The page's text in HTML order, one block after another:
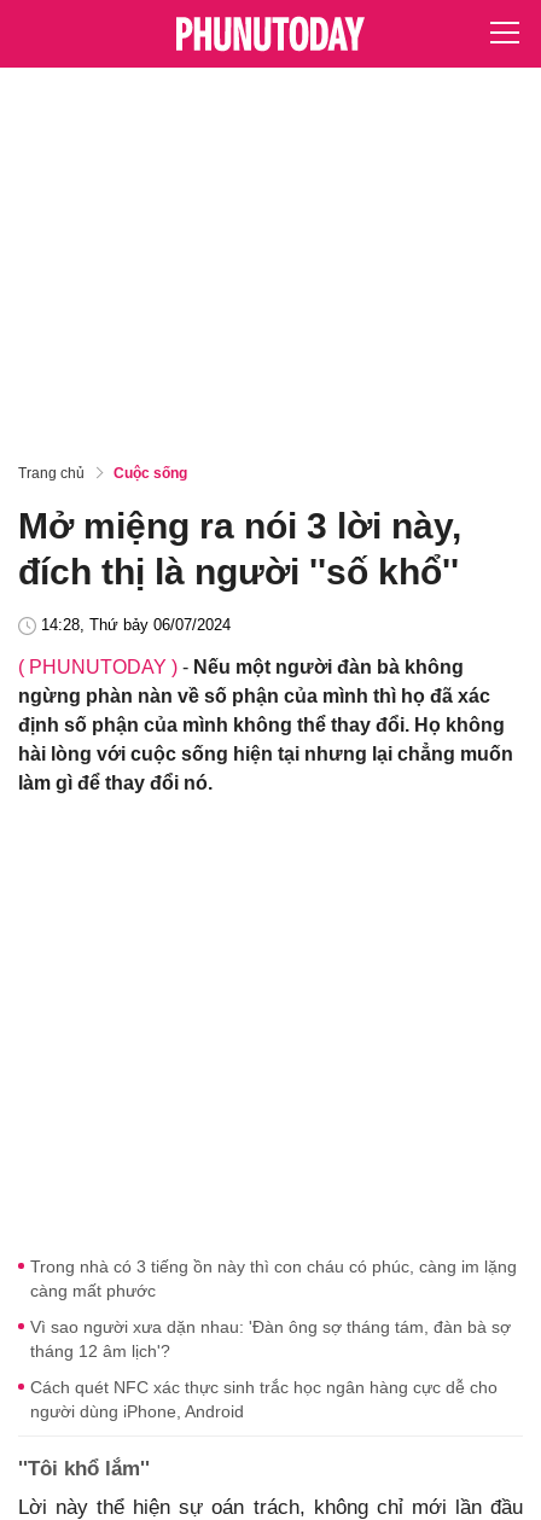
Trang chủ Cuộc sống
Mở miệng ra nói 3 lời này,
đích thị là người ''số khổ''
14:28, Thứ bảy 06/07/2024
( PHUNUTODAY ) - Nếu một người đàn bà không
ngừng phàn nàn về số phận của mình thì họ đã xác
định số phận của mình không thể thay đổi. Họ không
hài lòng với cuộc sống hiện tại nhưng lại chẳng muốn
làm gì để thay đổi nó.
Trong nhà có 3 tiếng ồn này thì con cháu có phúc, càng im lặng
càng mất phước
Vì sao người xưa dặn nhau: 'Đàn ông sợ tháng tám, đàn bà sợ
tháng 12 âm lịch'?
Cách quét NFC xác thực sinh trắc học ngân hàng cực dễ cho
người dùng iPhone, Android
''Tôi khổ lắm''
Lời này thể hiện sự oán trách, không chỉ mới lần đầu